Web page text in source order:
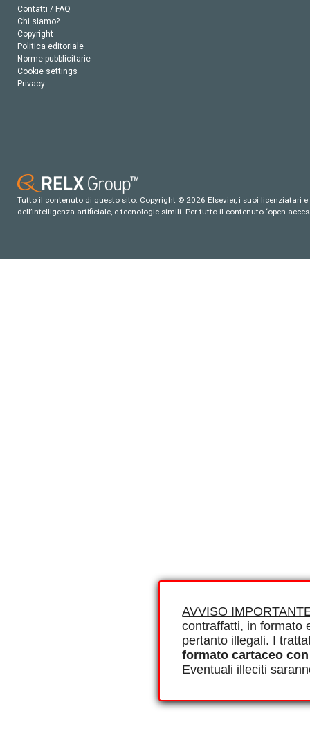
AVVISO
contraffatti, in formato
pertanto illegali. I
formato cartaceo
Eventuali illeciti
Contatti / FAQ
Chi siamo?
Copyright
Politica editoriale
Norme pubblicitarie
Cookie settings
Privacy
Tutto il contenuto di questo sito: Copyright © 2026 Elsevier, i suoi
dell’intelligenza artificiale, e tecnologie simili. Per tutto il contenuto ‘open